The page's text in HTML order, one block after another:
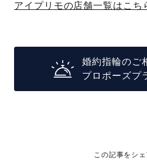
アイプリモの店舗一覧はこち
婚約指輪のご
プロポーズプ
この記事をシ